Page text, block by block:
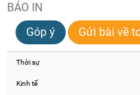
BÁO IN
Góp ý
Gửi bài về
Thời sự
Kinh tế